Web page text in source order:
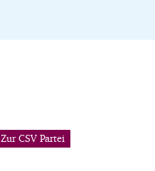
Zur CSV Partei